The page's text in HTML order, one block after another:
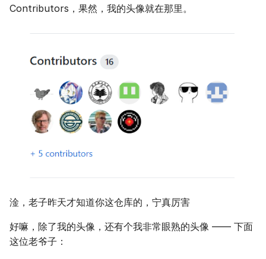
Contributors，果然，我的头像就在那里。
淦，老子昨天才知道你这仓库的，宁真厉害
好嘛，除了我的头像，还有个我非常眼熟的头像 —— 下面
这位老爷子：